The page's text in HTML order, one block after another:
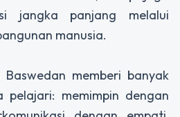
jangka panjang melalui
manusia.
Baswedan memberi banyak
pelajari: memimpin dengan